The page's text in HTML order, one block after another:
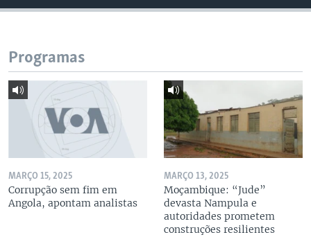
Programas
MARÇO 15, 2025
Corrupção sem fim em
Angola, apontam analistas
MARÇO 13, 2025
Moçambique: “Jude”
devasta Nampula e
autoridades prometem
construções resilientes